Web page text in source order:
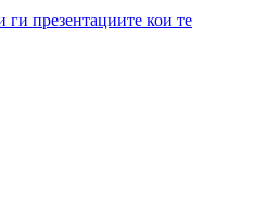
ги презентациите кои те